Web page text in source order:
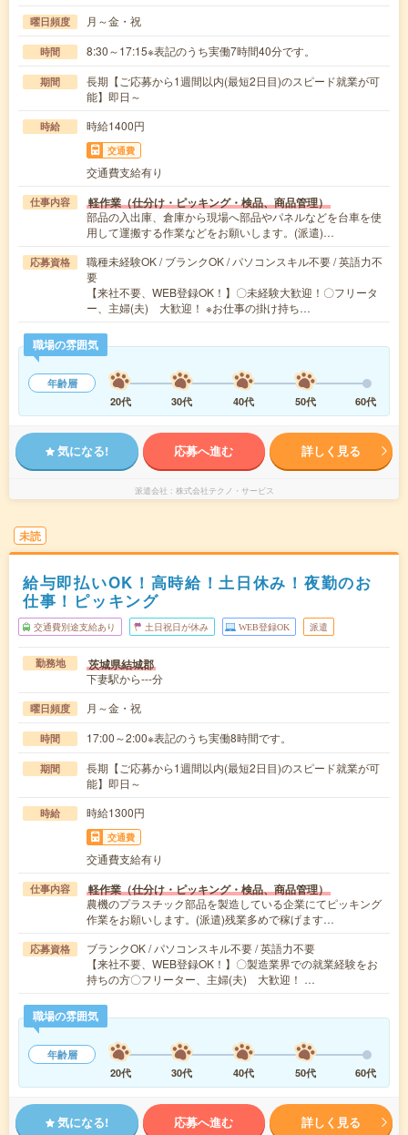
曜日頻度 月～金・祝
時間 8:30～17:15※表記のうち実働7時間40分です。
期間
長期【ご応募から1週間以内(最短2日目)のスピード就業が可
能】即日～
時給 時給1400円
交通費
交通費支給有り
仕事内容 軽作業（仕分け・ピッキング・検品、商品管理）
部品の入出庫、倉庫から現場へ部品やパネルなどを台車を使
用して運搬する作業などをお願いします。(派遣)…
応募資格
職種未経験OK / ブランクOK / パソコンスキル不要 / 英語力不
要
【来社不要、WEB登録OK！】〇未経験大歓迎！〇フリータ
ー、主婦(夫) 大歓迎！ ※お仕事の掛け持ち…
職場の雰囲気
年齢層
20代
30代 40代 50代 60代
気になる! 応募へ進む 詳しく見る
派遣会社 株式会社テクノ・サービス
未読
給与即払いOK！高時給！土日休み！夜勤のお
仕事！ピッキング
交通費別途支給あり 土日祝日が休み WEB登録OK 派遣
勤務地 茨城県結城郡
下妻駅から---分
曜日頻度 月～金・祝
時間 17:00～2:00※表記のうち実働8時間です。
期間
長期【ご応募から1週間以内(最短2日目)のスピード就業が可
能】即日～
時給 時給1300円
交通費
交通費支給有り
仕事内容 軽作業（仕分け・ピッキング・検品、商品管理）
農機のプラスチック部品を製造している企業にてピッキング
作業をお願いします。(派遣)残業多めで稼げます…
応募資格
ブランクOK / パソコンスキル不要 / 英語力不要
【来社不要、WEB登録OK！】〇製造業界での就業経験をお
持ちの方〇フリーター、主婦(夫) 大歓迎！ …
職場の雰囲気
年齢層
20代
30代 40代 50代 60代
気になる! 応募へ進む 詳しく見る